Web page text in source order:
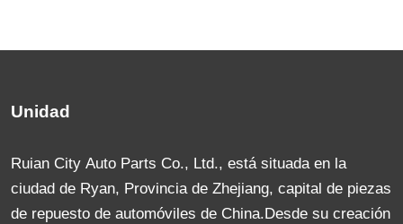
Unidad
Ruian City Auto Parts Co., Ltd., está situada en la
ciudad de Ryan, Provincia de Zhejiang, capital de piezas
de repuesto de automóviles de China.Desde su creación